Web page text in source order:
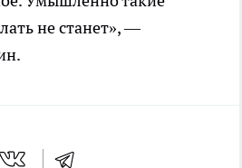
не станет», —